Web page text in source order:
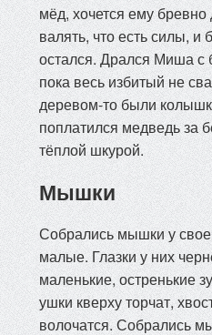
мёд, хочется ему бревно
валять, что есть силы, и
остался. Дрался Миша с
пока весь избитый не
деревом-то были
поплатился медведь за
тёплой шкурой.
Мышки
Собрались мышки у
малые. Глазки у них
маленькие, остренькие
ушки кверху торчат,
волочатся. Собрались